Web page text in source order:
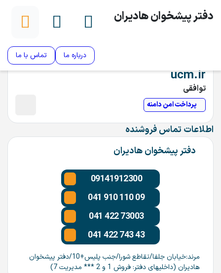
دفتر پیشخوان هادیران
درباره ما تماس با ما
ucm.ir
توافقی
پرداخت امن دامنه
اطلاعات تماس فروشنده
دفتر پیشخوان هادیران
09141912300
041 910 110 09
041 422 73003
041 422 743 43
مرند:خیابان جلفا/تقاطع شورا/جنب پلیس+10/دفتر پیشخوان
هادیران (داخلیهای دفتر: فروش 1 و 2 *** مدیریت 7)